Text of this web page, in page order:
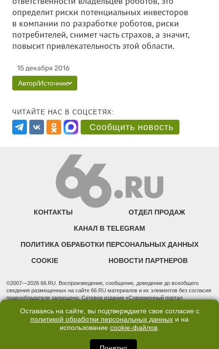
определит риски потенциальных инвесторов
в компании по разработке роботов, риски
потребителей, снимет часть страхов, а значит,
повысит привлекательность этой области.
15 декабря 2016
Автор/Источник
ЧИТАЙТЕ НАС В СОЦСЕТЯХ:
Сообщить новость
КОНТАКТЫ ОТДЕЛ ПРОДАЖ
КАНАЛ В TELEGRAM
ПОЛИТИКА ОБРАБОТКИ ПЕРСОНАЛЬНЫХ ДАННЫХ
COOKIE НОВОСТИ ПАРТНЕРОВ
©2007—2026 66.RU. Воспроизведение, сообщение, доведение до всеобщего
сведения размещенных на сайте 66.RU материалов и их элементов без согласия
правообладателя запрещено. Сетевое издание «Современный портал
надзору в сфере связи, информационных технологий и массовых коммуникаций
(Роскомнадзор). Регистрационный номер ЭЛ № ФС 77 - 76634 от 02.09.2019
Учредитель: Общество с ограниченной ответственностью "66.ру". Юридический
3, оф. 7015 Фактический адрес редакции и отдела продаж: 620014, Свердловская
Оставаясь на сайте, вы подтверждаете свое согласие с
политикой обработки персональных данных и на
использование cookie-файлов.